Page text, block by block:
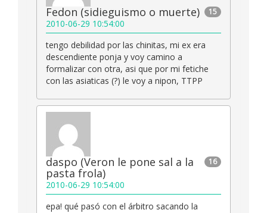
15
Fedon (sidieguismo o muerte)
2010-06-29 10:54:00
tengo debilidad por las chinitas, mi ex era
descendiente ponja y voy camino a
formalizar con otra, asi que por mi fetiche
con las asiaticas (?) le voy a nipon, TTPP
16
daspo (Veron le pone sal a la
pasta frola)
2010-06-29 10:54:00
epa! qué pasó con el árbitro sacando la